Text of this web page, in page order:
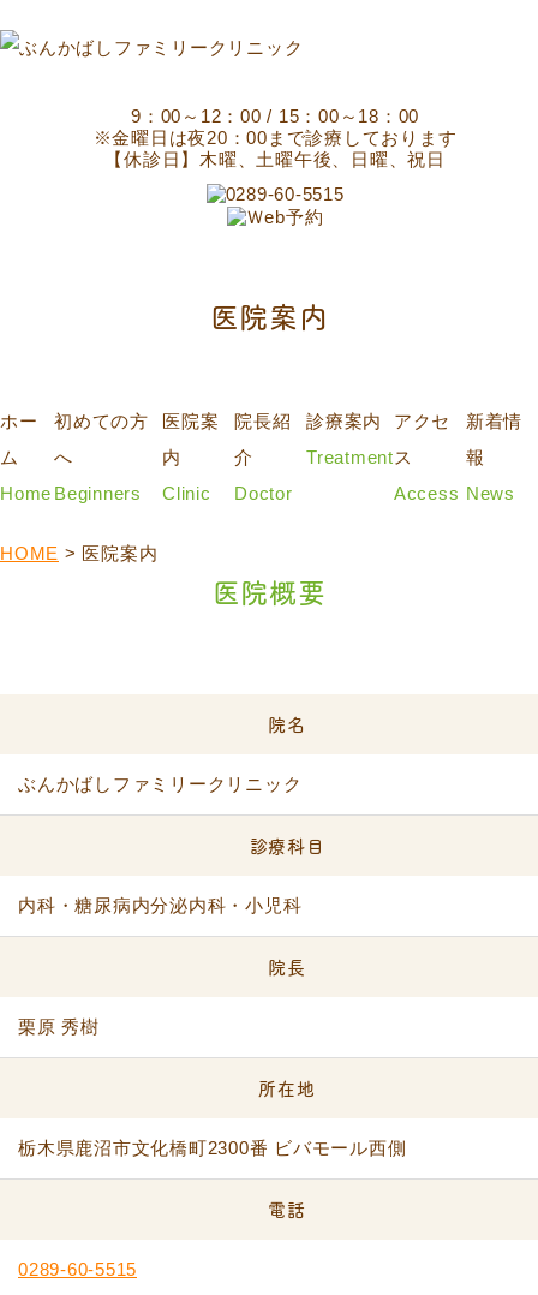
9：00～12：00 / 15：00～18：00
※金曜日は夜20：00まで診療しております
【休診日】木曜、土曜午後、日曜、祝日
医院案内
ホー
ム
Home
初めての方
へ
Beginners
医院案
内
Clinic
院長紹
介
Doctor
診療案内
Treatment
アクセ
ス
Access
新着情
報
News
HOME > 医院案内
医院概要
院名
ぶんかばしファミリークリニック
診療科目
内科・糖尿病内分泌内科・小児科
院長
栗原 秀樹
所在地
栃木県鹿沼市文化橋町2300番 ビバモール西側
電話
0289-60-5515